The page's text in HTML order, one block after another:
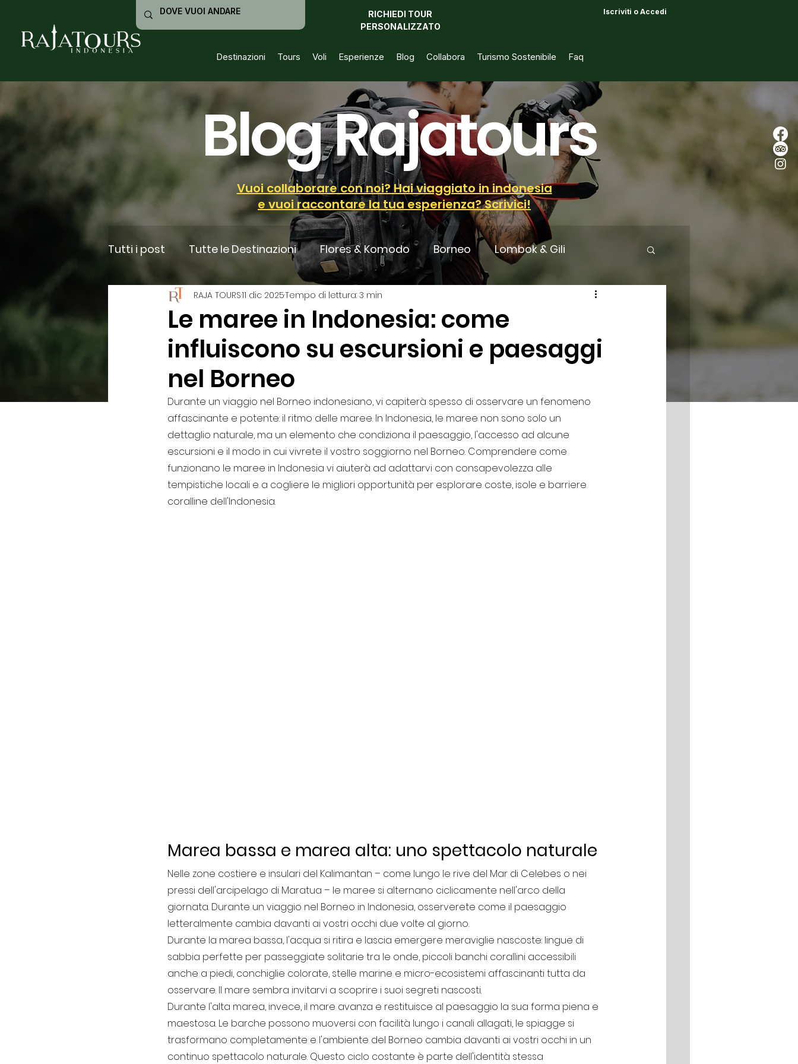
Iscriviti o Accedi
Destinazioni Tours Voli Esperienze Blog Collabora Turismo Sostenibile Faq
RICHIEDI TOUR
PERSONALIZZATO
Blog Rajatours
Vuoi collaborare con noi? Hai viaggiato in indonesia
e vuoi raccontare la tua esperienza? Scrivici!
Tutti i post Tutte le Destinazioni Flores & Komodo Borneo Lombok & Gili
Sulawesi Giava Travel Tips Indonesia
Le maree in Indonesia: come
influiscono su escursioni e paesaggi
nel Borneo
RAJA TOURS11 dic 2025Tempo di lettura: 3 min
Durante un viaggio nel Borneo indonesiano, vi capiterà spesso di osservare un fenomeno
affascinante e potente: il ritmo delle maree. In Indonesia, le maree non sono solo un
dettaglio naturale, ma un elemento che condiziona il paesaggio, l'accesso ad alcune
escursioni e il modo in cui vivrete il vostro soggiorno nel Borneo. Comprendere come
funzionano le maree in Indonesia vi aiuterà ad adattarvi con consapevolezza alle
tempistiche locali e a cogliere le migliori opportunità per esplorare coste, isole e barriere
coralline dell'Indonesia.
Marea bassa e marea alta: uno spettacolo naturale
Nelle zone costiere e insulari del Kalimantan – come lungo le rive del Mar di Celebes o nei
pressi dell'arcipelago di Maratua – le maree si alternano ciclicamente nell'arco della
giornata. Durante un viaggio nel Borneo in Indonesia, osserverete come il paesaggio
letteralmente cambia davanti ai vostri occhi due volte al giorno.
Durante la marea bassa, l'acqua si ritira e lascia emergere meraviglie nascoste: lingue di
sabbia perfette per passeggiate solitarie tra le onde, piccoli banchi corallini accessibili
anche a piedi, conchiglie colorate, stelle marine e micro-ecosistemi affascinanti tutta da
osservare. Il mare sembra invitarvi a scoprire i suoi segreti nascosti.
Durante l'alta marea, invece, il mare avanza e restituisce al paesaggio la sua forma piena e
maestosa. Le barche possono muoversi con facilità lungo i canali allagati, le spiagge si
trasformano completamente e l'ambiente del Borneo cambia davanti ai vostri occhi in un
continuo spettacolo naturale. Questo ciclo costante è parte dell'identità stessa